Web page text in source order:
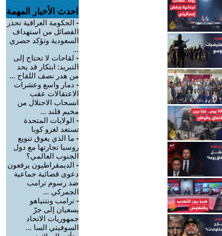
احدث الأخبار المهمة
- الحكومة العراقية تحذر
الفصائل من استهداف
السعودية وتؤكد حصري
...
- لقاحات لا تحتاج إلى
التبريد: ابتكار قد يحد
من هدر نصف اللقاح ...
- دمار واسع وعشرات
الاعتقالات عقب
انسحاب الاحتلال من
مخيم قلند ...
- الولايات المتحدة
تستعد لغزو كوبا
- ما الذي يعوق تنويع
روسيا تجارتها مع دول
الجنوب العالمي؟
- الديمقراطيون يرفعون
دعوى قضائية جماعية
ضد رسوم ترامب
الجمركي ...
- ترامب ونتنياهو
يسعيان إلى جرّ
جمهوريات الاتحاد
السوفيتي السا ...